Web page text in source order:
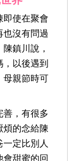
即使在聚會
也沒有問過
鎮川說，
以後遇到
母親節時可
善，有很多
煩的念給陳
定比別人
會甜蜜的回